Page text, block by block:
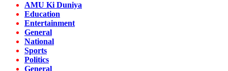
AMU Ki Duniya
Education
Entertainment
General
National
Sports
Politics
General